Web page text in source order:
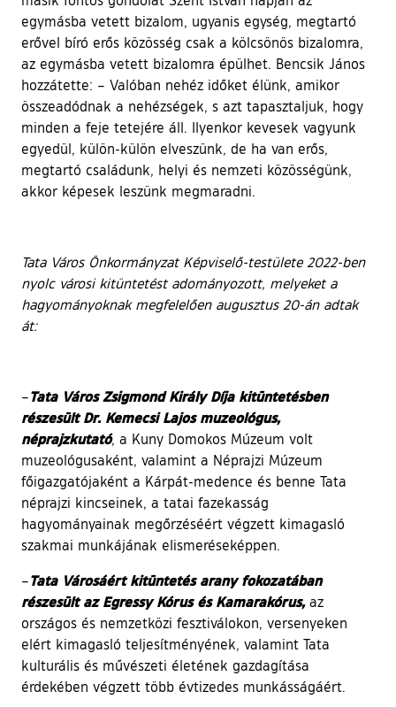
egymásba vetett bizalom, ugyanis egység, megtartó
erővel bíró erős közösség csak a kölcsönös bizalomra,
az egymásba vetett bizalomra épülhet. Bencsik János
hozzátette: – Valóban nehéz időket élünk, amikor
összeadódnak a nehézségek, s azt tapasztaljuk, hogy
minden a feje tetejére áll. Ilyenkor kevesek vagyunk
egyedül, külön-külön elveszünk, de ha van erős,
megtartó családunk, helyi és nemzeti közösségünk,
akkor képesek leszünk megmaradni.
Tata Város Önkormányzat Képviselő-testülete 2022-ben
nyolc városi kitüntetést adományozott, melyeket a
hagyományoknak megfelelően augusztus 20-án adtak
át:
–Tata Város Zsigmond Király Díja kitüntetésben
részesült Dr. Kemecsi Lajos muzeológus,
néprajzkutató, a Kuny Domokos Múzeum volt
muzeológusaként, valamint a Néprajzi Múzeum
főigazgatójaként a Kárpát-medence és benne Tata
néprajzi kincseinek, a tatai fazekasság
hagyományainak megőrzéséért végzett kimagasló
szakmai munkájának elismeréseképpen.
–Tata Városáért kitüntetés arany fokozatában
részesült az Egressy Kórus és Kamarakórus,az
országos és nemzetközi fesztiválokon, versenyeken
elért kimagasló teljesítményének, valamint Tata
kulturális és művészeti életének gazdagítása
érdekében végzett több évtizedes munkásságáért.